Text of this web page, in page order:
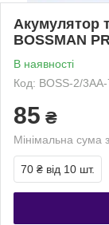
Акумулятор
BOSSMAN
В наявності
Код: BOSS-2/
85 ₴
Мінімальна сума
70 ₴ від 10 шт.